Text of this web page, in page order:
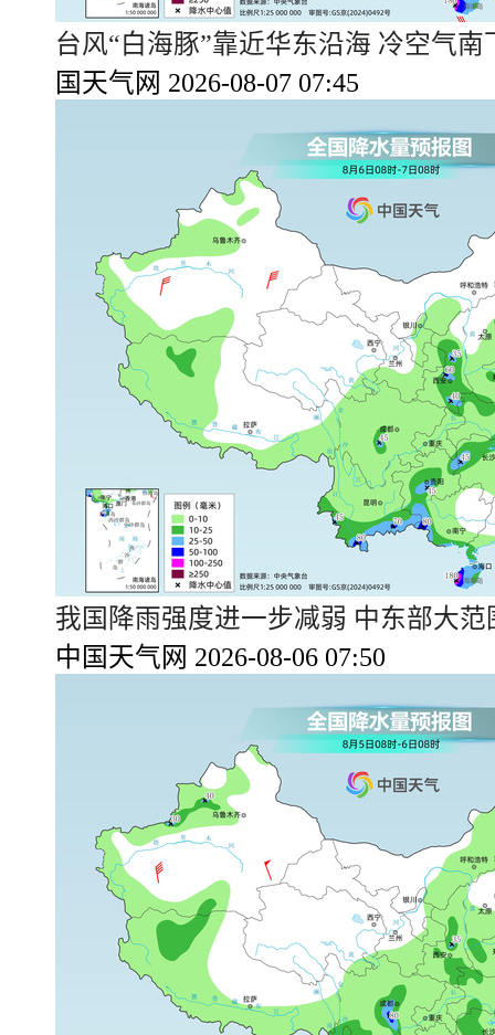
台风“白海豚”靠近华东沿海 冷空气
国天气网 2026-08-07 07:45
我国降雨强度进一步减弱 中东部大
中国天气网 2026-08-06 07:50